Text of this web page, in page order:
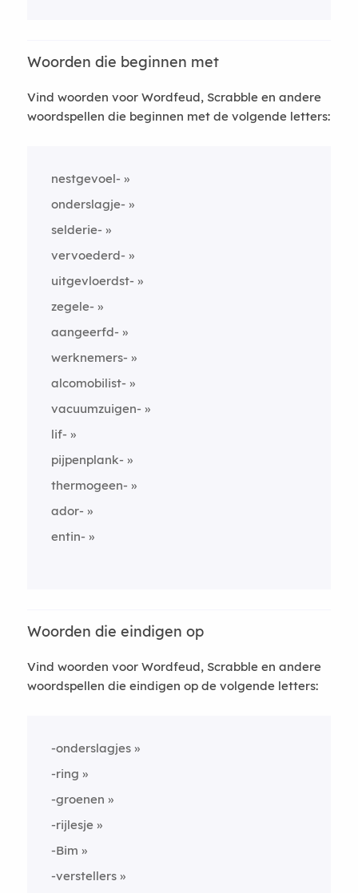
Woorden die beginnen met
Vind woorden voor Wordfeud, Scrabble en andere
woordspellen die beginnen met de volgende letters:
nestgevoel-
onderslagje-
selderie-
vervoederd-
uitgevloerdst-
zegele-
aangeerfd-
werknemers-
alcomobilist-
vacuumzuigen-
lif-
pijpenplank-
thermogeen-
ador-
entin-
Woorden die eindigen op
Vind woorden voor Wordfeud, Scrabble en andere
woordspellen die eindigen op de volgende letters:
-onderslagjes
-ring
-groenen
-rijlesje
-Bim
-verstellers